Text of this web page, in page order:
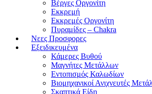
Βέργες Οργονίτη
Εκκρεμή
Εκκρεμές Οργονίτη
Πυραμίδες – Chakra
Νεες Προσφορες
Εξειδικευμένα
Κάμερες Βυθού
Μαγνήτες Μετάλλων
Εντοπισμός Καλωδίων
Βιομηχανικοί Ανιχνευτές
Σκαπτικά Είδη